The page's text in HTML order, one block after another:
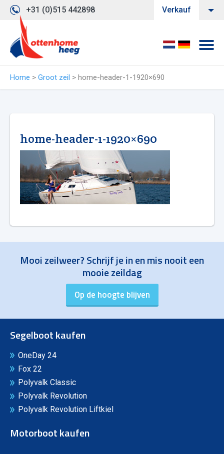
+31 (0)515 442898 Verkauf
Home > Groot zeil > home-header-1-1920×690
home-header-1-1920×690
Mooi zeilweer? Schrijf je in en mis nooit een
mooie zeildag
Segelboot kaufen
OneDay 24
Fox 22
Polyvalk Classic
Polyvalk Revolution
Polyvalk Revolution Liftkiel
Motorboot kaufen